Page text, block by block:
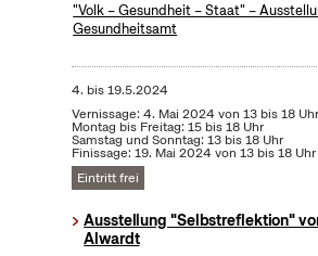
"Volk – Gesundheit – Staat" –
Gesundheitsamt
4. bis19.5.2024
Vernissage: 4. Mai 2024 von 13 bis 18 Uhr
Montag bis Freitag: 15 bis 18 Uhr
Samstag und Sonntag: 13 bis 18 Uhr
Finissage: 19. Mai 2024 von 13 bis 18 Uhr
Eintritt frei
Ausstellung "Selbstreflektion"
Alwardt